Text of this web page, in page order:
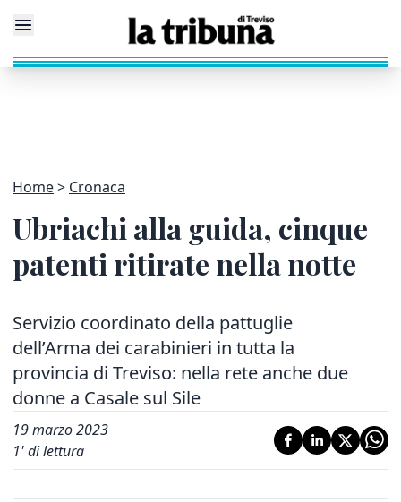
Home Cronaca
Ubriachi alla guida, cinque
patenti ritirate nella notte
Servizio coordinato della pattuglie
dell’Arma dei carabinieri in tutta la
provincia di Treviso: nella rete anche due
donne a Casale sul Sile
19 marzo 2023
1' di lettura